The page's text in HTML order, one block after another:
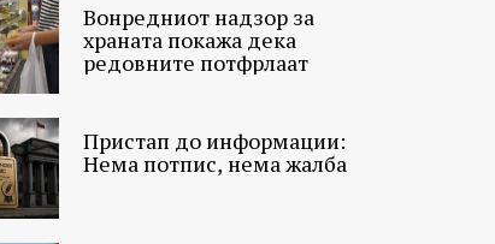
Вонредниот надзор за
храната покажа дека
редовните потфрлаат
Пристап до информации:
Нема потпис, нема жалба